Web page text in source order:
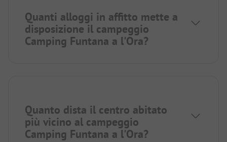
Quanti alloggi in affitto mette a
disposizione il campeggio
Camping Funtana a l'Ora?
Quanto dista il centro abitato
più vicino al campeggio
Camping Funtana a l'Ora?